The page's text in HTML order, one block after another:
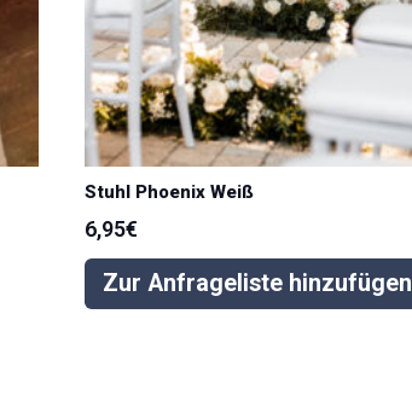
Stuhl Phoenix Weiß
6,95€
Zur Anfrageliste hinzufügen